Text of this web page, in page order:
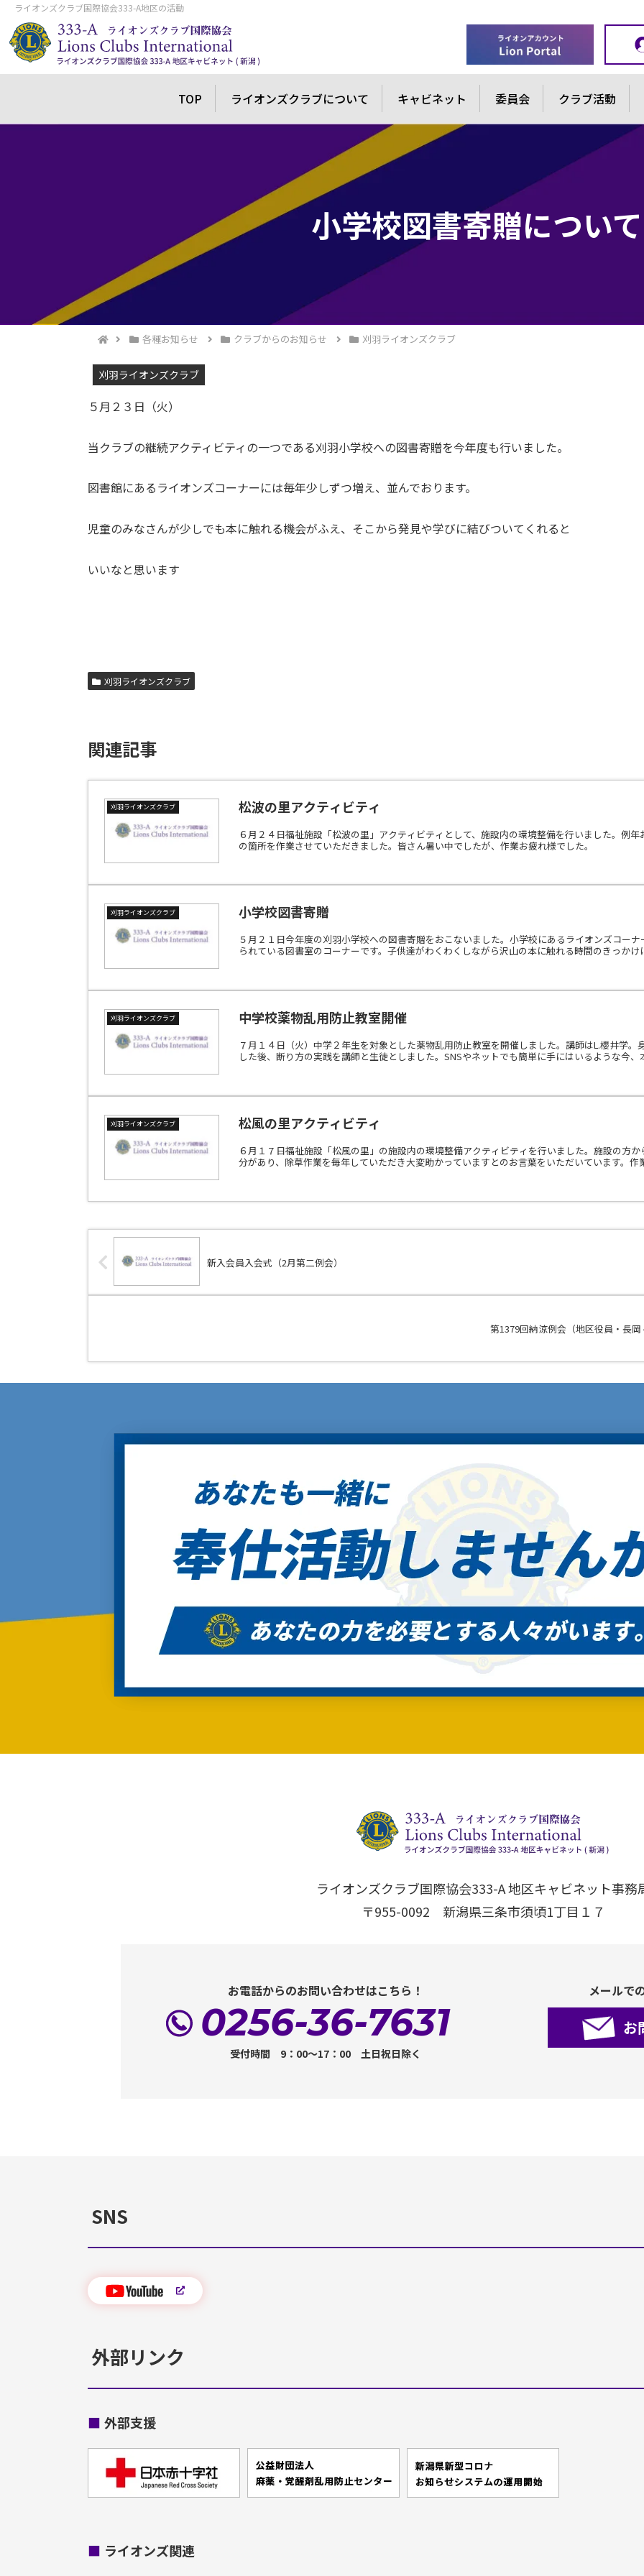
ライオンズクラブ国際協会333-A地区の活動
TOP ライオンズクラブについて キャビネット 委員会 クラブ活動
小学校図書寄贈について
各種お知らせ クラブからのお知らせ 刈羽ライオンズクラブ
刈羽ライオンズクラブ
５月２３日（火）
当クラブの継続アクティビティの一つである刈羽小学校への図書寄贈を今年度も行いました。
図書館にあるライオンズコーナーには毎年少しずつ増え、並んでおります。
児童のみなさんが少しでも本に触れる機会がふえ、そこから発見や学びに結びついてくれると
いいなと思います
刈羽ライオンズクラブ
関連記事
刈羽ライオンズクラブ 松波の里アクティビティ
６月２４日福祉施設「松波の里」アクティビティとして、施設内の環境整備を行いました。例
の箇所を作業させていただきました。皆さん暑い中でしたが、作業お疲れ様でした。
刈羽ライオンズクラブ 小学校図書寄贈
５月２１日今年度の刈羽小学校への図書寄贈をおこないました。小学校にあるライオンズコー
られている図書室のコーナーです。子供達がわくわくしながら沢山の本に触れる時間のきっか
刈羽ライオンズクラブ 中学校薬物乱用防止教室開催
７月１４日（火）中学２年生を対象とした薬物乱用防止教室を開催しました。講師はL.櫻井学
した後、断り方の実践を講師と生徒としました。SNSやネットでも簡単に手にはいるような今、
刈羽ライオンズクラブ 松風の里アクティビティ
６月１７日福祉施設「松風の里」の施設内の環境整備アクティビティを行いました。施設の方
分があり、除草作業を毎年していただき大変助かっていますとのお言葉をいただいています。作
新入会員入会式（2月第二例会）
第1379回納涼例会（地区役員・長
ライオンズクラブ国際協会333-A 地区キャビネット事務
〒955-0092 新潟県三条市須頃1丁目１７
お電話からのお問い合わせはこちら！
0256-36-7631
受付時間 9：00～17：00 土日祝日除く
メールで
お
SNS
外部リンク
■ 外部支援
■ ライオンズ関連